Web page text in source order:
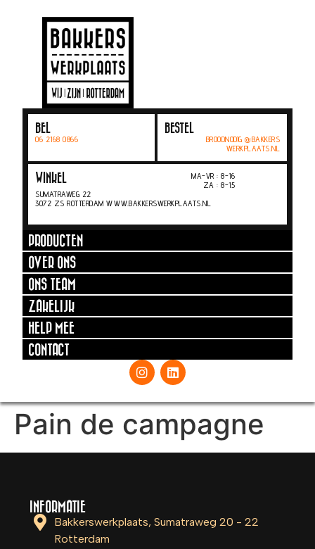
BEL
06 2168 0866
BESTEL
BROODNODIG @BAKKERS
WERKPLAATS.NL
WINKEL
MA-VR : 8-16
ZA : 8-15
SUMATRAWEG 22
3072 ZS ROTTERDAM WWW.BAKKERSWERKPLAATS.NL
PRODUCTEN
OVER ONS
ONS TEAM
ZAKELIJK
HELP MEE
CONTACT
Pain de campagne
INFORMATIE
Bakkerswerkplaats, Sumatraweg 20 - 22
Rotterdam